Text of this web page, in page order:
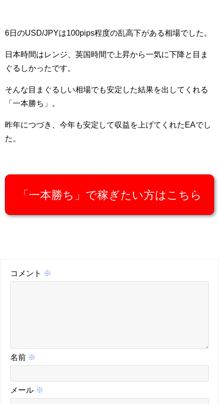
6日のUSD/JPYは100pips程度の乱高下がある相場でした。
日本時間はレンジ、英国時間で上昇から一気に下降と目ま
ぐるしかったです。
そんな目まぐるしい相場でも安定した結果を出してくれる
「一本勝ち」。
昨年につづき、今年も安定して収益を上げてくれたEAでし
た。
「一本勝ち」で稼ぎたい方はこちら
コメント ※
名前 ※
メール ※